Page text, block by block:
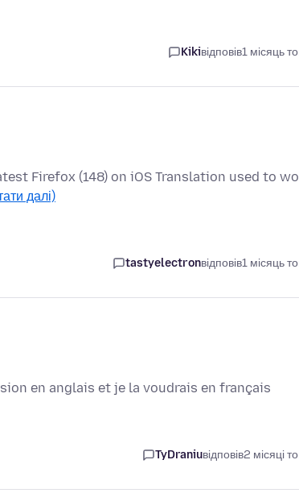
Kikiвідповів1 місяць
Firefox (148) on iOS Translation used to
далі)
tastyelectronвідповів1 місяць
en anglais et je la voudrais en français
TyDraniuвідповів2 місяці